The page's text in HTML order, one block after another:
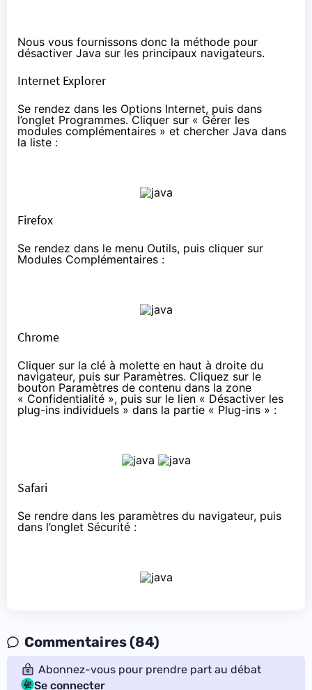
Nous vous fournissons donc la méthode pour
désactiver Java sur les principaux navigateurs.
Internet Explorer
Se rendez dans les Options Internet, puis dans
l’onglet Programmes. Cliquer sur « Gérer les
modules complémentaires » et chercher Java dans
la liste :
Firefox
Se rendez dans le menu Outils, puis cliquer sur
Modules Complémentaires :
Chrome
Cliquer sur la clé à molette en haut à droite du
navigateur, puis sur Paramètres. Cliquez sur le
bouton Paramètres de contenu dans la zone
« Confidentialité », puis sur le lien « Désactiver les
plug-ins individuels » dans la partie « Plug-ins » :
Safari
Se rendre dans les paramètres du navigateur, puis
dans l’onglet Sécurité :
Commentaires (84)
Abonnez-vous pour prendre part au débat
Se connecter